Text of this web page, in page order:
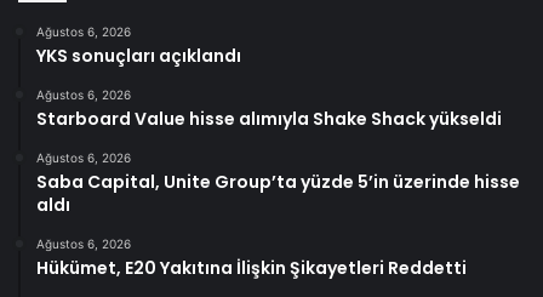
Ağustos 6, 2026
YKS sonuçları açıklandı
Ağustos 6, 2026
Starboard Value hisse alımıyla Shake Shack yükseldi
Ağustos 6, 2026
Saba Capital, Unite Group’ta yüzde 5’in üzerinde hisse
aldı
Ağustos 6, 2026
Hükümet, E20 Yakıtına İlişkin Şikayetleri Reddetti